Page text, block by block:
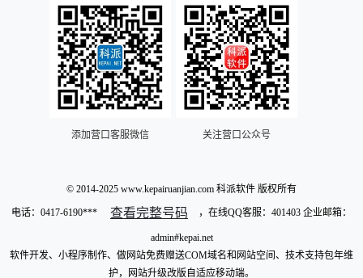
添加营口客服微信 关注营口公众号
© 2014-2025 www.kepairuanjian.com 科派软件 版权所有
电话： 0417-6190*** 查看完整号码 ，在线QQ客服：401403 企业邮箱：
admin#kepai.net
软件开发、小程序制作、做网站免费赠送COM域名和网站空间、技术支持包年维
护，网站升级改版自适应移动端。